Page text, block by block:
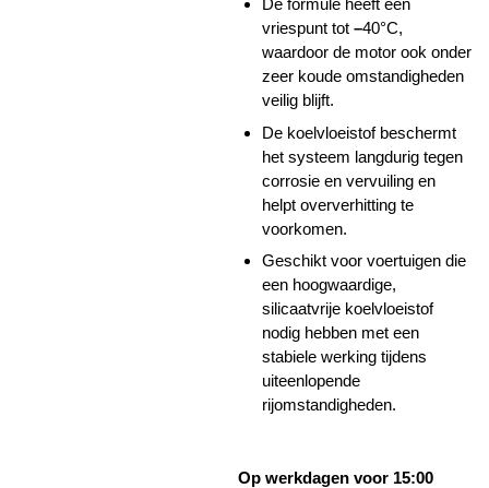
De formule heeft een
vriespunt tot –40°C,
waardoor de motor ook onder
zeer koude omstandigheden
veilig blijft.
De koelvloeistof beschermt
het systeem langdurig tegen
corrosie en vervuiling en
helpt oververhitting te
voorkomen.
Geschikt voor voertuigen die
een hoogwaardige,
silicaatvrije koelvloeistof
nodig hebben met een
stabiele werking tijdens
uiteenlopende
rijomstandigheden.
Op werkdagen voor 15:00